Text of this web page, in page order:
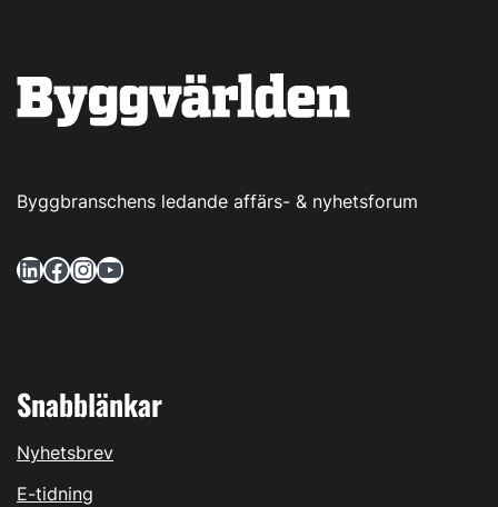
Byggbranschens ledande affärs- & nyhetsforum
LinkedIn Facebook InstagramYouTube
Snabblänkar
Nyhetsbrev
E-tidning